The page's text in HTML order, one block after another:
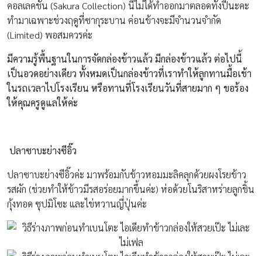
คอลเลคชั่น (Sakura Collection) นี้ไม่ได้ทำออกมาตลอดทั้งปีนะคะ
ทำมาเฉพาะช่วงฤดูที่ซากุระบาน ค่อนข้างจะมีจำนวนจำกัด
(Limited) พอสมควรค่ะ
มีความรู้พื้นฐานในการจัดกล่องข้าวแล้ว มีกล่องข้าวแล้ว ต่อไปนี้
เป็นอวดอย่างเดียว ทั้งหมดเป็นกล่องข้าวที่เราทำให้ลูกทานมื้อเช้า
ในรถเวลาไปโรงเรียน หรือทานที่โรงเรียนวันที่สายมาก ๆ ขอร้อง
ให้คุณครูดูแลให้ค่ะ
ปลาซาบะย่างซีอิ๊ว
ปลาซาบะย่างซีอิ๊วค่ะ มาพร้อมกับข้าวหอมมะลิคลุกด้วยผงโรยข้าว
รสผัก (ช่วยทำให้ข้าวมีรสอร่อยมากขึ้นค่ะ) ห่อด้วยโนริสาหร่ายลูกชิ้น
กุ้งทอด ซุปมิโซะ และไข่หวานญี่ปุ่นค่ะ